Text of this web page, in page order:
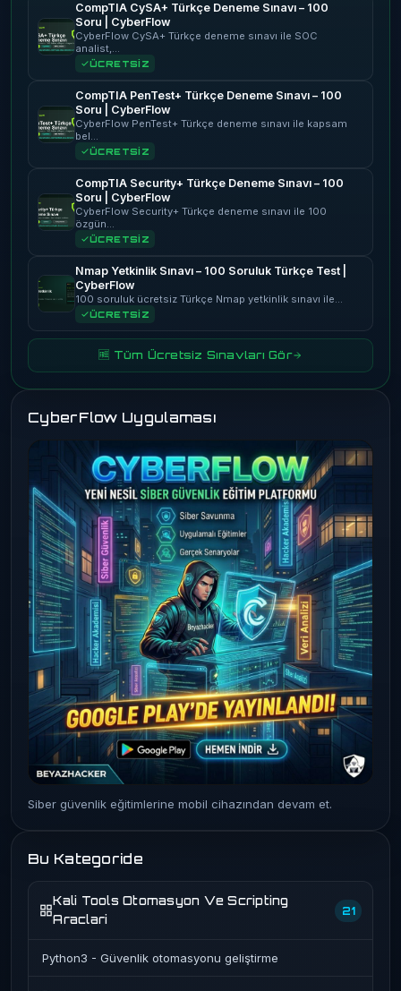
CompTIA CySA+ Türkçe Deneme Sınavı – 100
Soru | CyberFlow
CyberFlow CySA+ Türkçe deneme sınavı ile SOC
analist,…
ÜCRETSİZ
CompTIA PenTest+ Türkçe Deneme Sınavı – 100
Soru | CyberFlow
CyberFlow PenTest+ Türkçe deneme sınavı ile kapsam
bel…
ÜCRETSİZ
CompTIA Security+ Türkçe Deneme Sınavı – 100
Soru | CyberFlow
CyberFlow Security+ Türkçe deneme sınavı ile 100
özgün…
ÜCRETSİZ
Nmap Yetkinlik Sınavı – 100 Soruluk Türkçe Test |
CyberFlow
100 soruluk ücretsiz Türkçe Nmap yetkinlik sınavı ile…
ÜCRETSİZ
🆓 Tüm Ücretsiz Sınavları Gör
CyberFlow Uygulaması
Siber güvenlik eğitimlerine mobil cihazından devam et.
Bu Kategoride
Kali Tools Otomasyon Ve Scripting
Araclari
21
Python3 - Güvenlik otomasyonu geliştirme